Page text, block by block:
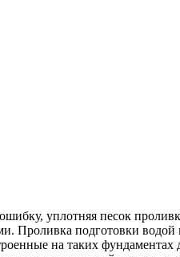
уплотняя песок
Проливка подготовки
на таких фундаментах